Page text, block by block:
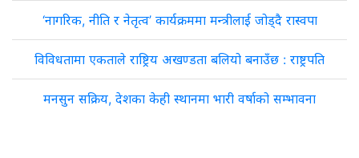
‘नागरिक, नीति र नेतृत्व’ कार्यक्रममा मन्त्रीलाई जोड्दै रास्वपा
विविधतामा एकताले राष्ट्रिय अखण्डता बलियो बनाउँछ : राष्ट्रपति
मनसुन सक्रिय, देशका केही स्थानमा भारी वर्षाको सम्भावना